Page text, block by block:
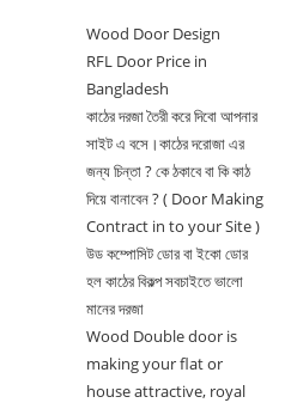
Wood Door Design
RFL Door Price in
Bangladesh
কাঠের দরজা তৈরী করে দিবো আপনার
সাইট এ বসে।কাঠের দরোজা এর
জন্য চিন্তা ? কে ঠকাবে বা কি কাঠ
দিয়ে বানাবেন ? ( Door Making
Contract in to your Site )
উড কম্পোসিট ডোর বা ইকো ডোর
হল কাঠের বিকল্প সবচাইতে ভালো
মানের দরজা
Wood Double door is
making your flat or
house attractive, royal